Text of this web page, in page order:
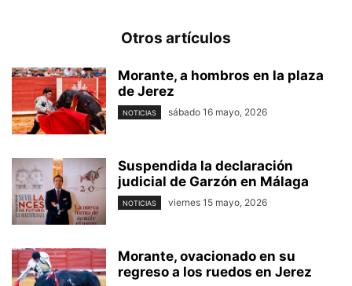
Otros artículos
Morante, a hombros en la plaza
de Jerez
NOTICIAS sábado 16 mayo, 2026
Suspendida la declaración
judicial de Garzón en Málaga
NOTICIAS viernes 15 mayo, 2026
Morante, ovacionado en su
regreso a los ruedos en Jerez